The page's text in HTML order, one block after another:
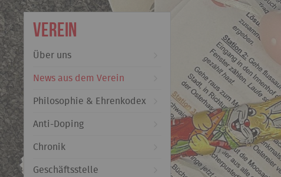
Verein
Über uns
News aus dem Verein
Philosophie & Ehrenkodex
Anti-Doping
Chronik
Geschäftsstelle